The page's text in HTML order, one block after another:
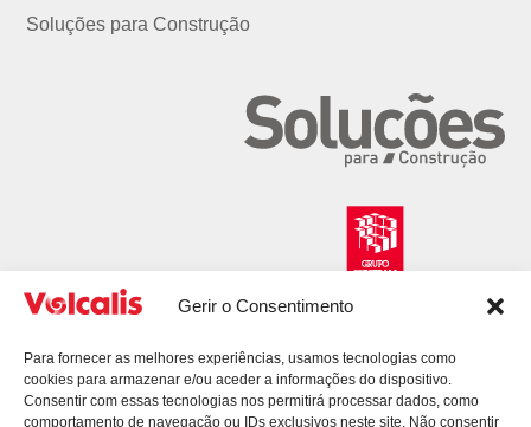
Gerir o Consentimento
Para fornecer as melhores experiências, usamos tecnologias como
cookies para armazenar e/ou aceder a informações do dispositivo.
Consentir com essas tecnologias nos permitirá processar dados, como
comportamento de navegação ou IDs exclusivos neste site. Não consentir
Soluções para Construção